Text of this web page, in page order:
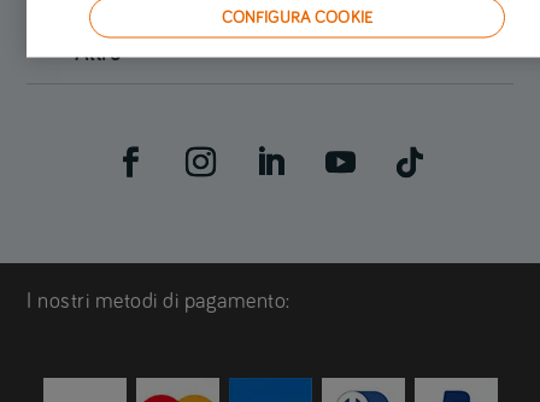
Altro
I nostri metodi di pagamento:
CONFIGURA COOKIE